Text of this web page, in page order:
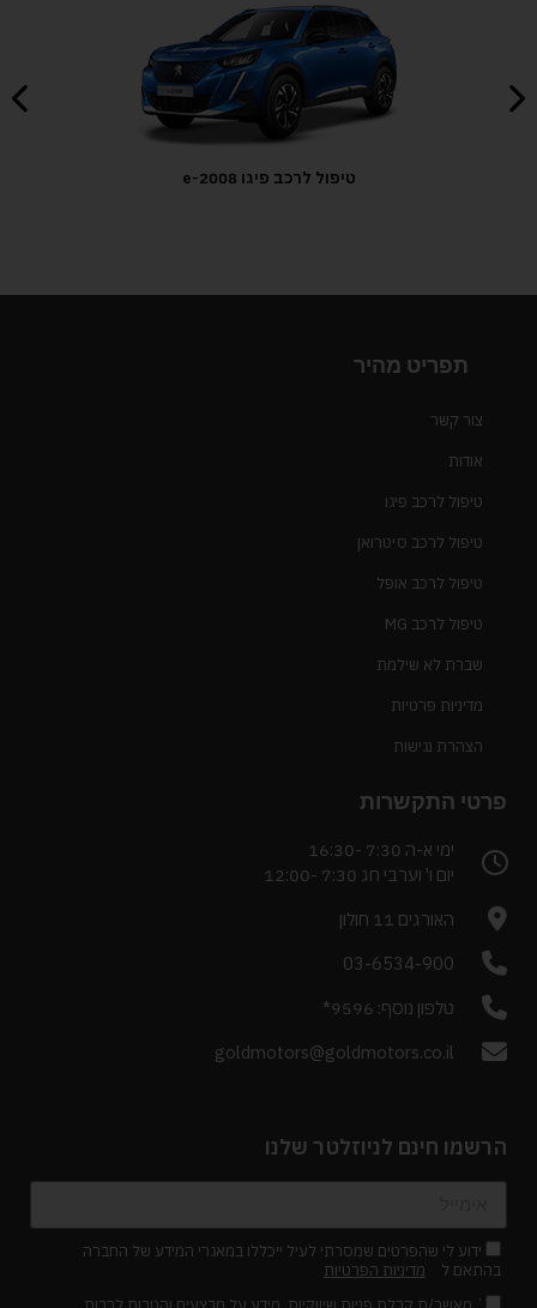
טיפול לרכב פיגו 2008
תפריט מהיר
צור קשר
אודות
טיפול לרכב פיגו
טיפול לרכב סיטרואן
טיפול לרכב אופל
טיפול לרכב MG
שברת לא שילמת
מדיניות פרטיות
הצהרת נגישות
פרטי התקשרות
ימי א-ה 7:30 -16:30
יום ו' וערבי חג 7:30 -12:00
האורגים 11 חולון
03-6534-900
טלפון נוסף: 9596*
goldmotors@goldmotors.co.il
הרשמו חינם לניוזלטר שלנו
ידוע לי שהפרטים שמסרתי לעיל ייכללו במאגרי המידע של החברה
בהתאם ל
מדיניות הפרטיות